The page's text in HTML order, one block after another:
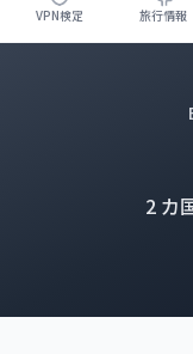
VPN検定 旅行情報
2 カ